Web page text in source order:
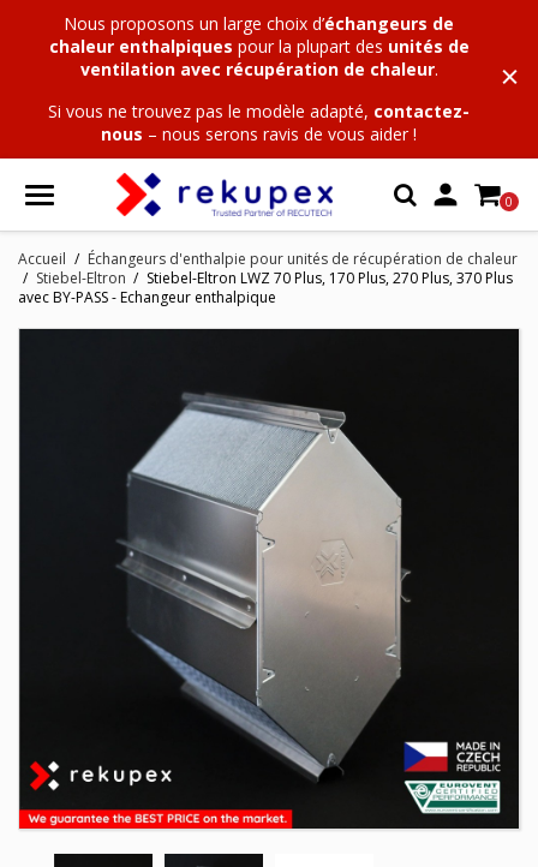
Nous proposons un large choix d’échangeurs de
chaleur enthalpiques pour la plupart des unités de
ventilation avec récupération de chaleur.
Si vous ne trouvez pas le modèle adapté, contactez-
nous – nous serons ravis de vous aider !
 0
Accueil
Échangeurs d'enthalpie pour unités de récupération de chaleur
Stiebel-Eltron
Stiebel-Eltron LWZ 70 Plus, 170 Plus, 270 Plus, 370 Plus
avec BY-PASS - Echangeur enthalpique